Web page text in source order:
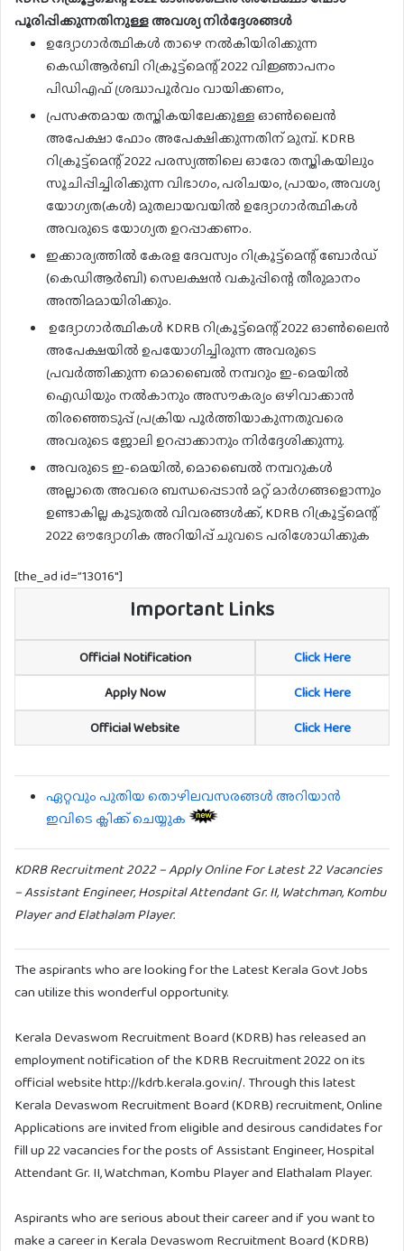
പൂരിപ്പിക്കുന്നതിനുള്ള അവശ്യ നിർദ്ദേശങ്ങൾ
ഉദ്യോഗാർത്ഥികൾ താഴെ നൽകിയിരിക്കുന്ന
കെഡിആർബി റിക്രൂട്ട്‌മെന്റ് 2022 വിജ്ഞാപനം
പിഡിഎഫ് ശ്രദ്ധാപൂർവം വായിക്കണം,
പ്രസക്തമായ തസ്തികയിലേക്കുള്ള ഓൺലൈൻ
അപേക്ഷാ ഫോം അപേക്ഷിക്കുന്നതിന് മുമ്പ്. KDRB
റിക്രൂട്ട്‌മെന്റ് 2022 പരസ്യത്തിലെ ഓരോ തസ്തികയിലും
സൂചിപ്പിച്ചിരിക്കുന്ന വിഭാഗം, പരിചയം, പ്രായം, അവശ്യ
യോഗ്യത(കൾ) മുതലായവയിൽ ഉദ്യോഗാർത്ഥികൾ
അവരുടെ യോഗ്യത ഉറപ്പാക്കണം.
ഇക്കാര്യത്തിൽ കേരള ദേവസ്വം റിക്രൂട്ട്‌മെന്റ് ബോർഡ്
(കെഡിആർബി) സെലക്ഷൻ വകുപ്പിന്റെ തീരുമാനം
അന്തിമമായിരിക്കും.
ഉദ്യോഗാർത്ഥികൾ KDRB റിക്രൂട്ട്‌മെന്റ് 2022 ഓൺലൈൻ
അപേക്ഷയിൽ ഉപയോഗിച്ചിരുന്ന അവരുടെ
പ്രവർത്തിക്കുന്ന മൊബൈൽ നമ്പറും ഇ-മെയിൽ
ഐഡിയും നൽകാനും അസൗകര്യം ഒഴിവാക്കാൻ
തിരഞ്ഞെടുപ്പ് പ്രക്രിയ പൂർത്തിയാകുന്നതുവരെ
അവരുടെ ജോലി ഉറപ്പാക്കാനും നിർദ്ദേശിക്കുന്നു.
അവരുടെ ഇ-മെയിൽ, മൊബൈൽ നമ്പറുകൾ
അല്ലാതെ അവരെ ബന്ധപ്പെടാൻ മറ്റ് മാർഗങ്ങളൊന്നും
ഉണ്ടാകില്ല കൂടുതൽ വിവരങ്ങൾക്ക്, KDRB റിക്രൂട്ട്‌മെന്റ്
2022 ഔദ്യോഗിക അറിയിപ്പ് ചുവടെ പരിശോധിക്കുക
[the_ad id=”13016″]
Important Links
Official Notification
Click Here
Apply Now
Click Here
Official Website
Click Here
ഏറ്റവും പുതിയ തൊഴിലവസരങ്ങൾ അറിയാൻ
ഇവിടെ ക്ലിക്ക് ചെയ്യുക
KDRB Recruitment 2022 – Apply Online For Latest 22 Vacancies
– Assistant Engineer, Hospital Attendant Gr. II, Watchman, Kombu
Player and Elathalam Player.
The aspirants who are looking for the Latest Kerala Govt Jobs
can utilize this wonderful opportunity.
Kerala Devaswom Recruitment Board (KDRB) has released an
employment notification of the KDRB Recruitment 2022 on its
official website http://kdrb.kerala.gov.in/. Through this latest
Kerala Devaswom Recruitment Board (KDRB) recruitment, Online
Applications are invited from eligible and desirous candidates for
fill up 22 vacancies for the posts of Assistant Engineer, Hospital
Attendant Gr. II, Watchman, Kombu Player and Elathalam Player.
Aspirants who are serious about their career and if you want to
make a career in Kerala Devaswom Recruitment Board (KDRB)